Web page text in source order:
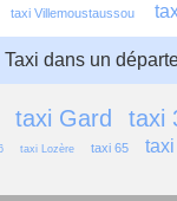
taxi Villemoustaussou
Taxi dans un
taxi Gard taxi
taxi Lozère taxi 65